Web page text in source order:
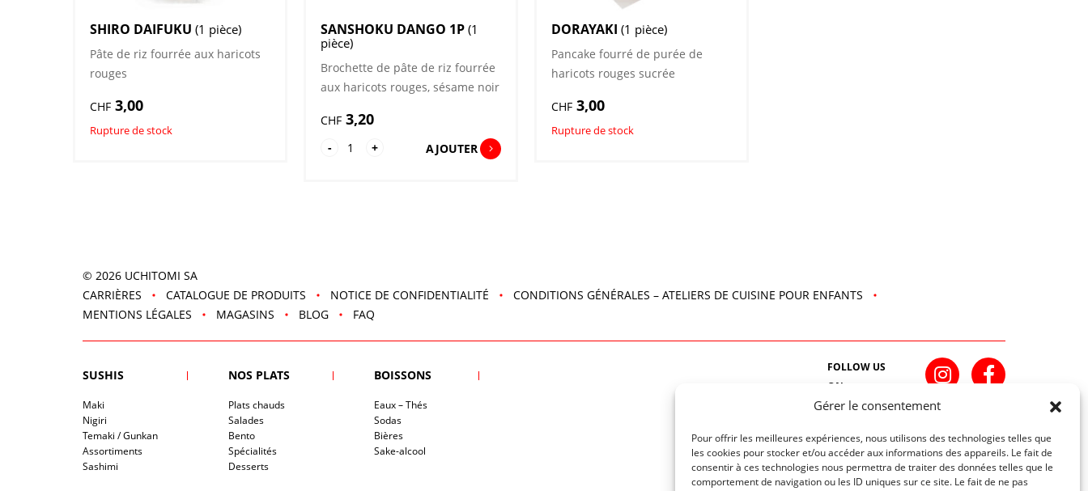
Gérer le consentement
Pour offrir les meilleures expériences, nous utilisons des technologies telles que
les cookies pour stocker et/ou accéder aux informations des appareils. Le fait de
consentir à ces technologies nous permettra de traiter des données telles que le
comportement de navigation ou les ID uniques sur ce site. Le fait de ne pas
SHIRO DAIFUKU (1 pièce)
Pâte de riz fourrée aux haricots
rouges
CHF 3,00
Rupture de stock
SANSHOKU DANGO 1P (1
pièce)
Brochette de pâte de riz fourrée
aux haricots rouges, sésame noir
CHF 3,20
-
quantité
+ AJOUTER
DORAYAKI (1 pièce)
Pancake fourré de purée de
haricots rouges sucrée
CHF 3,00
Rupture de stock
© 2026 UCHITOMI SA
CARRIÈRES
CATALOGUE DE PRODUITS NOTICE DE CONFIDENTIALITÉ
CONDITIONS GÉNÉRALES – ATELIERS DE CUISINE POUR ENFANTS
MENTIONS LÉGALES
MAGASINS BLOG FAQ
SUSHIS
Maki
Nigiri
Temaki / Gunkan
Assortiments
Sashimi
NOS PLATS
Plats chauds
Salades
Bento
Spécialités
Desserts
BOISSONS
Eaux – Thés
Sodas
Bières
Sake-alcool
FOLLOW US
ON
INSCRIVEZ-VOUS À NOTRE NEWSLETTER